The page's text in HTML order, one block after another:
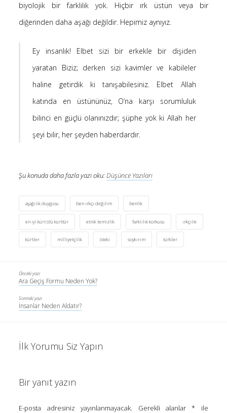
biyolojik bir farklılık yok. Hiçbir ırk üstün veya bir
diğerinden daha aşağı değildir. Hepimiz aynıyız.
Ey insanlık! Elbet sizi bir erkekle bir dişiden
yaratan Biziz; derken sizi kavimler ve kabileler
haline getirdik ki tanışabilesiniz. Elbet Allah
katında en üstününüz, O’na karşı sorumluluk
bilinci en güçlü olanınızdır; şüphe yok ki Allah her
şeyi bilir, her şeyden haberdardır.
Şu konuda daha fazla yazı oku: Düşünce Yazıları
aşağılık duygusu ben ırkçı değilim benlik
en iyi kürt ölü kürttür etnik temizlik farklılık korkusu ırkçılık
kürtler milliyetçilik öteki soykırım türkler
Önceki yazı
Ara Geçiş Formu Neden Yok?
Sonraki yazı
İnsanlar Neden Aldatır?
İlk Yorumu Siz Yapın
Bir yanıt yazın
E-posta adresiniz yayınlanmayacak. Gerekli alanlar* ile